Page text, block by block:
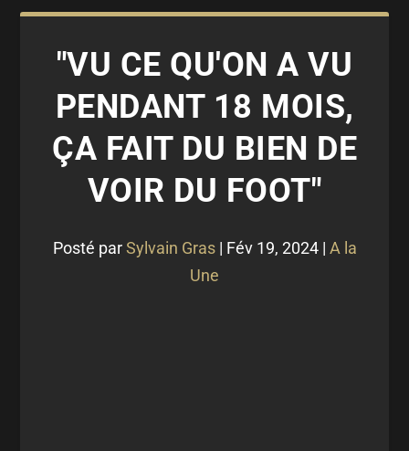
"VU CE QU'ON A VU
PENDANT 18 MOIS,
ÇA FAIT DU BIEN DE
VOIR DU FOOT"
Posté parSylvain Gras| Fév 19, 2024| A la
Une